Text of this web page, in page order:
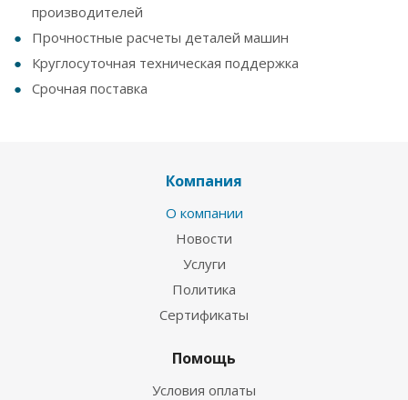
производителей
Прочностные расчеты деталей машин
Круглосуточная техническая поддержка
Срочная поставка
Компания
О компании
Новости
Услуги
Политика
Сертификаты
Помощь
Условия оплаты